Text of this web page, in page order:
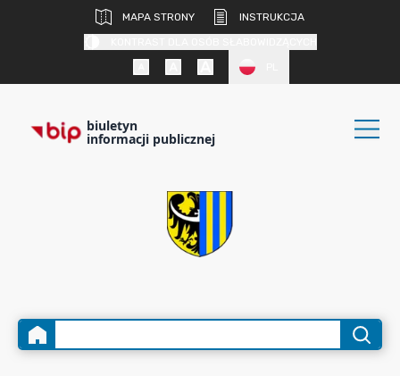
MAPA STRONY
INSTRUKCJA
biuletyn
informacji publicznej